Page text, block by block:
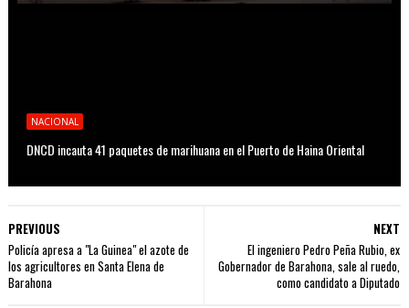
NACIONAL
DNCD incauta 41 paquetes de marihuana en el Puerto de Haina Oriental
NEXT
El ingeniero Pedro Peña Rubio, ex
Gobernador de Barahona, sale al ruedo,
como candidato a Diputado
PREVIOUS
Policía apresa a "La Guinea" el azote de
los agricultores en Santa Elena de
Barahona